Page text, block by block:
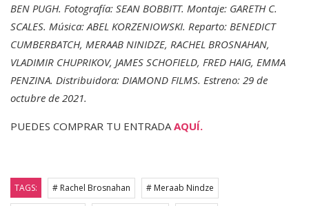
BEN PUGH. Fotografía: SEAN BOBBITT. Montaje: GARETH C.
SCALES. Música: ABEL KORZENIOWSKI. Reparto: BENEDICT
CUMBERBATCH, MERAAB NINIDZE, RACHEL BROSNAHAN,
VLADIMIR CHUPRIKOV, JAMES SCHOFIELD, FRED HAIG, EMMA
PENZINA. Distribuidora: DIAMOND FILMS. Estreno: 29 de
octubre de 2021.
PUEDES COMPRAR TU ENTRADA AQUÍ.
TAGS: # Rachel Brosnahan # Meraab Nindze